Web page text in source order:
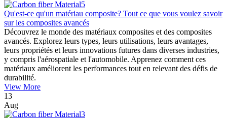
Qu'est-ce qu'un matériau composite? Tout ce que vous voulez savoir
sur les composites avancés
Découvrez le monde des matériaux composites et des composites
avancés. Explorez leurs types, leurs utilisations, leurs avantages,
leurs propriétés et leurs innovations futures dans diverses industries,
y compris l'aérospatiale et l'automobile. Apprenez comment ces
matériaux améliorent les performances tout en relevant des défis de
durabilité.
View More
13
Aug